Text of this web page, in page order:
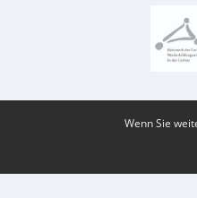
Wenn Sie